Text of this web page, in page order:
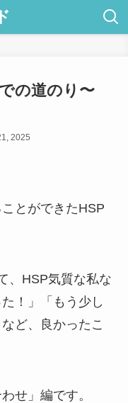
の道のり〜
2025
とができたHSP
、HSP気質な私な
！」「もう少し
ど、良かったこ
せ」編です。